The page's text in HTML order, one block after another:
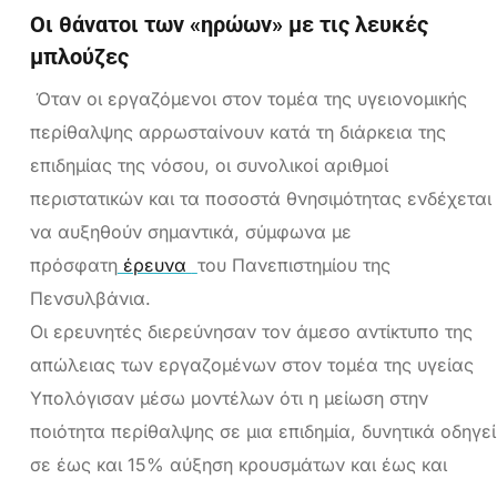
Οι θάνατοι των «ηρώων» με τις λευκές
μπλούζες
Όταν οι εργαζόμενοι στον τομέα της υγειονομικής
περίθαλψης αρρωσταίνουν κατά τη διάρκεια της
επιδημίας της νόσου, οι συνολικοί αριθμοί
περιστατικών και τα ποσοστά θνησιμότητας ενδέχεται
να αυξηθούν σημαντικά, σύμφωνα με
πρόσφατηέρευνα του Πανεπιστημίου της
Πενσυλβάνια.
Οι ερευνητές διερεύνησαν τον άμεσο αντίκτυπο της
απώλειας των εργαζομένων στον τομέα της υγείας
Υπολόγισαν μέσω μοντέλων ότι η μείωση στην
ποιότητα περίθαλψης σε μια επιδημία, δυνητικά οδηγεί
σε έως και 15% αύξηση κρουσμάτων και έως και